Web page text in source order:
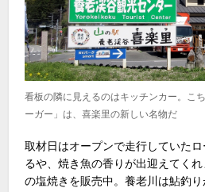
看板の隣に見えるのはキッチンカー。こ
ーガー」は、喜楽里の新しい名物だ
取材日はオープンで走行していた
るや、焼き魚の香りが出迎えてく
の塩焼きを販売中。養老川は鮎釣